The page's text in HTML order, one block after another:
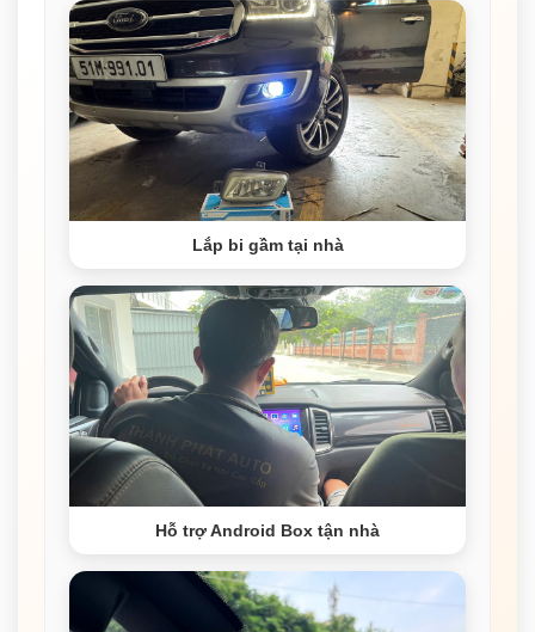
Lắp bi gầm tại nhà
Hỗ trợ Android Box tận nhà